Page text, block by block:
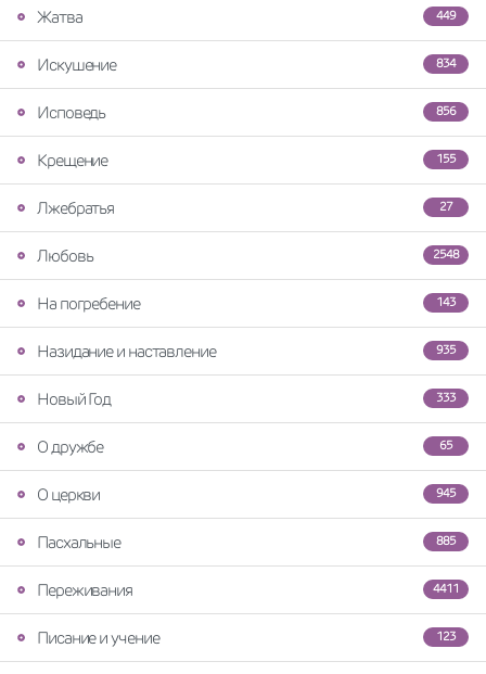
449
Жатва
834
Искушение
856
Исповедь
155
Крещение
27
Лжебратья
2548
Любовь
143
На погребение
935
Назидание и наставление
333
Новый Год
65
О дружбе
945
О церкви
885
Пасхальные
4411
Переживания
123
Писание и учение